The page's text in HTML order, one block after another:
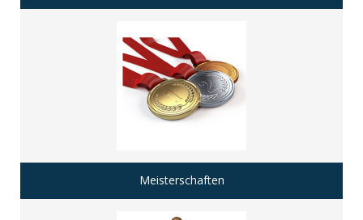
Meisterschaften